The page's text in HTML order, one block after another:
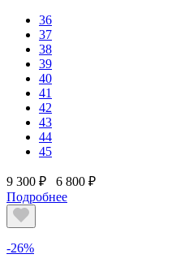
36
37
38
39
40
41
42
43
44
45
9 300 ₽
6 800 ₽
Подробнее
-26%